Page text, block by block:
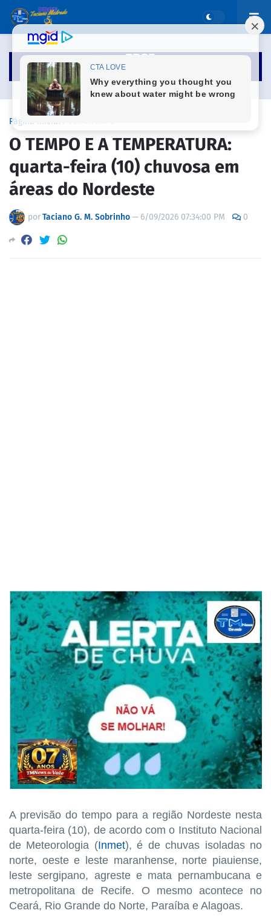
Página inicial
O TEMPO E A TEMPERATURA:
quarta-feira (10) chuvosa em
áreas do Nordeste
porTaciano G. M. Sobrinho— 6/09/2026 07:34:00 PM 0
A previsão do tempo para a região Nordeste nesta
quarta-feira (10), de acordo com o Instituto Nacional
de Meteorologia (Inmet), é de chuvas isoladas no
norte, oeste e leste maranhense, norte piauiense,
leste sergipano, agreste e mata pernambucana e
metropolitana de Recife. O mesmo acontece no
Ceará, Rio Grande do Norte, Paraíba e Alagoas.